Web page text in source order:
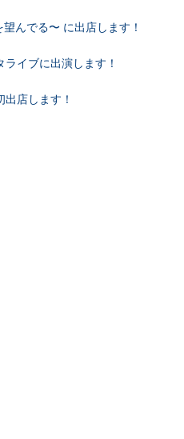
んでる〜 に出店します！
ライブに出演します！
出店します！